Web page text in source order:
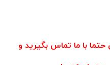
با ما تماس بگیرید و